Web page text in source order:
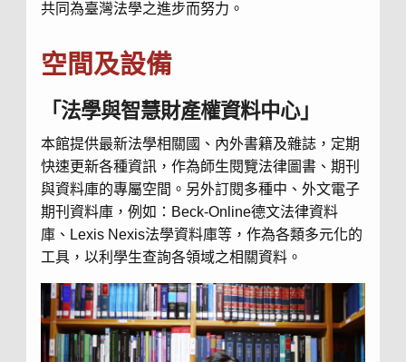
共同為臺灣法學之進步而努力。
空間及設備
「法學與智慧財產權資料中心」
本館提供最新法學相關國、內外書籍及雜誌，定期
快速更新各種資訊，作為師生閱覽法律圖書、期刊
與資料庫的專屬空間。另外訂閱多種中、外文電子
期刊資料庫，例如： Beck-Online德文法律資料
庫、 Lexis Nexis法學資料庫等，作為各類多元化的
工具，以利學生查詢各領域之相關資料。